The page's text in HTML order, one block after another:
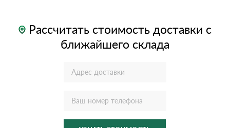
Рассчитать стоимость доставки с
ближайшего склада